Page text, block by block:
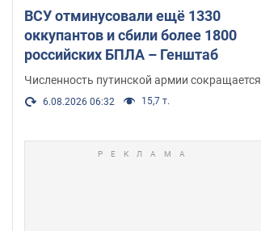
ВСУ отминусовали ещё 1330
оккупантов и сбили более 1800
российских БПЛА – Генштаб
Численность путинской армии сокращается
6.08.2026 06:32 15,7 т.